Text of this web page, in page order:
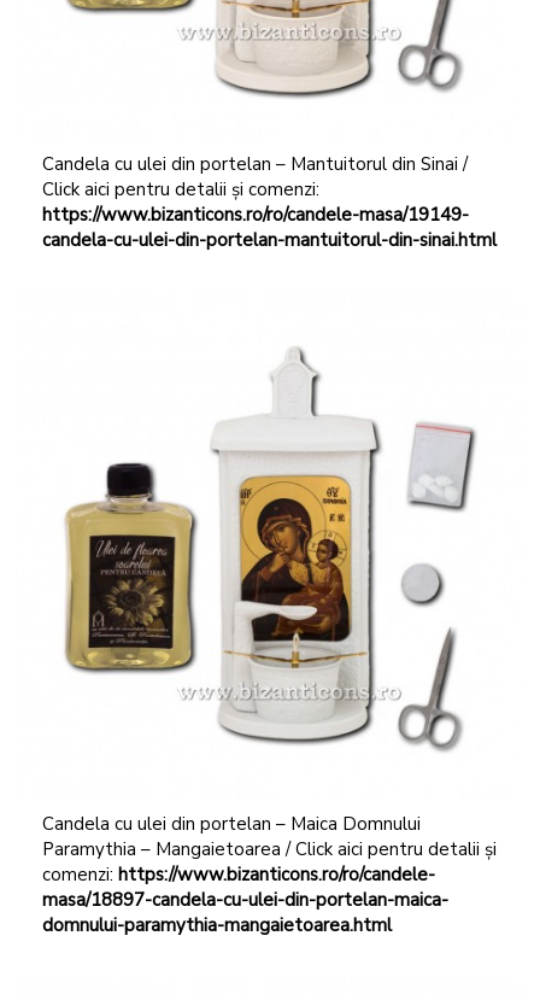
Candela cu ulei din portelan – Mantuitorul din Sinai /
Click aici pentru detalii și comenzi:
https://www.bizanticons.ro/ro/candele-masa/19149-
candela-cu-ulei-din-portelan-mantuitorul-din-sinai.html
Candela cu ulei din portelan – Maica Domnului
Paramythia – Mangaietoarea / Click aici pentru detalii și
comenzi: https://www.bizanticons.ro/ro/candele-
masa/18897-candela-cu-ulei-din-portelan-maica-
domnului-paramythia-mangaietoarea.html